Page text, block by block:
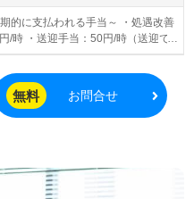
的に支払われる手当～ ・処遇改善
/時 ・送迎手当：50円/時（送迎で
：100円/時 ※資格手当は、資格に
無料 お問合せ